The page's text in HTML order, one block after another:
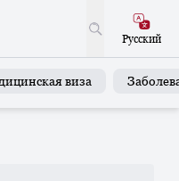
Русский
виза